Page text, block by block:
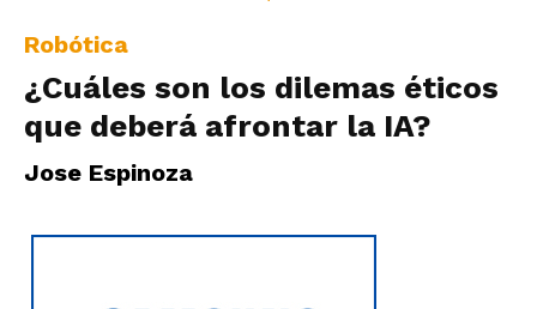
hoy
Robótica
¿Cuáles son los dilemas éticos
que deberá afrontar la IA?
Jose Espinoza